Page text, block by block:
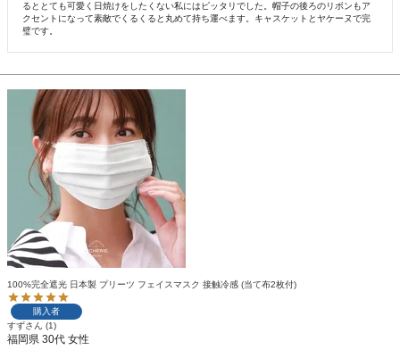
るととても可愛く日焼けをしたくない私にはピッタリでした。帽子の後ろのリボンもア
クセントになって素敵でくるくると丸めて持ち運べます。キャスケットとヤケーヌで完
璧です。
100%完全遮光 日本製 プリーツ フェイスマスク 接触冷感 (当て布2枚付)
購入者
すず
1
福岡県 30代 女性